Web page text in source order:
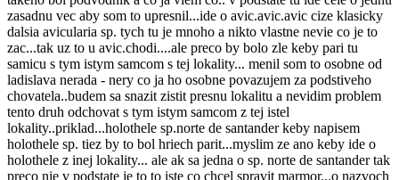
zasadnu vec aby som to upresnil...ide o avic.avic.avic cize klasicky
dalsia avicularia sp. tych tu je mnoho a nikto vlastne nevie co je to
zac...tak uz to u avic.chodi....ale preco by bolo zle keby pari tu
samicu s tym istym samcom s tej lokality... menil som to osobne od
ladislava nerada - nery co ja ho osobne povazujem za podstiveho
chovatela..budem sa snazit zistit presnu lokalitu a nevidim problem
tento druh odchovat s tym istym samcom z tej istel
lokality..priklad...holothele sp.norte de santander keby napisem
holothele sp. tiez by to bol hriech parit...myslim ze ano keby ide o
holothele z inej lokality... ale ak sa jedna o sp. norte de santander tak
preco nie v podstate je to to iste co chcel spravit marmor...o nazvoch